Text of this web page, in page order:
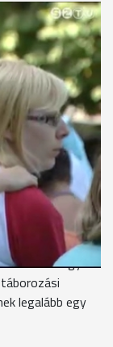
a
várja őket a
van, de
a többi beteg
figyelem
tudnak egy
legalább egy